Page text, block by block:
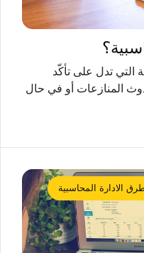
التي تدل على تأكّد
المنازعات أو في حال
الادارة المحاسبية